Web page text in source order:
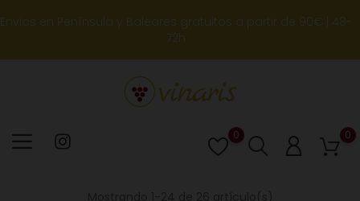
Envios en Península y Baleares gratuitos a partir de 90€ | 48-
72h
0
Lista
de
0